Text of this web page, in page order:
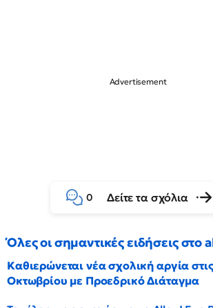
0 Δείτε τα σχόλια
Όλες οι σημαντικές ειδήσεις στο
Καθιερώνεται νέα σχολική αργία
Οκτωβρίου με Προεδρικό Διάταγμα